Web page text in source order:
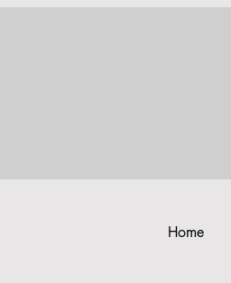
Home